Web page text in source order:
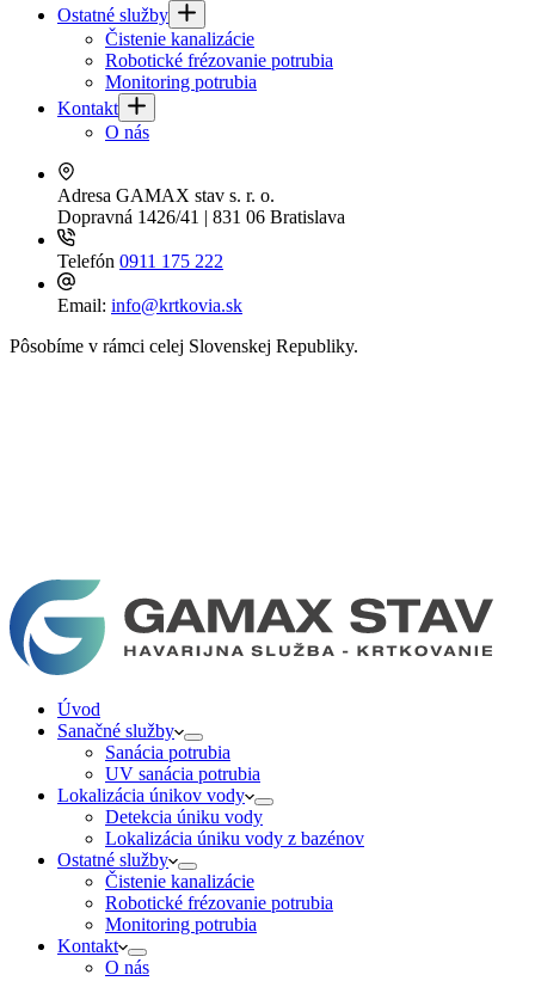
Ostatné služby
Čistenie kanalizácie
Robotické frézovanie potrubia
Monitoring potrubia
Kontakt
O nás
Adresa GAMAX stav s. r. o.
Dopravná 1426/41 | 831 06 Bratislava
Telefón 0911 175 222
Email: info@krtkovia.sk
Pôsobíme v rámci celej Slovenskej Republiky.
Úvod
Sanačné služby
Sanácia potrubia
UV sanácia potrubia
Lokalizácia únikov vody
Detekcia úniku vody
Lokalizácia úniku vody z bazénov
Ostatné služby
Čistenie kanalizácie
Robotické frézovanie potrubia
Monitoring potrubia
Kontakt
O nás